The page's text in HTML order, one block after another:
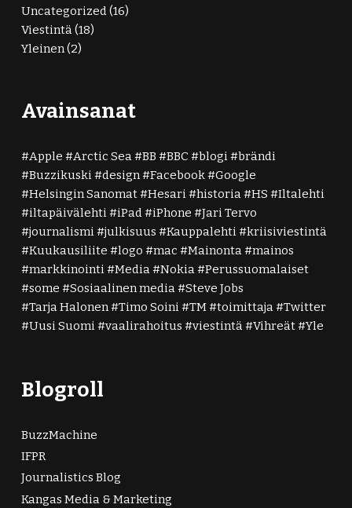
Uncategorized(16)
Viestintä(18)
Yleinen(2)
Avainsanat
Apple Arctic Sea BB BBC blogi
brändi
Buzzikuski
design Facebook
Google
Helsingin Sanomat
Hesari historia HS
Iltalehti
iltapäivälehti
iPad iPhone
Jari Tervo
journalismi
julkisuus Kauppalehti
kriisiviestintä
Kuukausiliite
logo mac Mainonta
mainos
markkinointi
Media Nokia
Perussuomalaiset
some
Sosiaalinen media
Steve Jobs
Tarja Halonen
Timo Soini TM toimittaja
Twitter
Uusi Suomi
vaalirahoitus viestintä Vihreät Yle
Blogroll
BuzzMachine
IFPR
Journalistics Blog
Kangas Media & Marketing